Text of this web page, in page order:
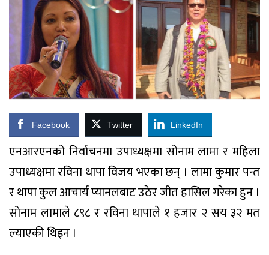
Facebook Twitter LinkedIn
एनआरएनको निर्वाचनमा उपाध्यक्षमा सोनाम लामा र महिला
उपाध्यक्षमा रविना थापा विजय भएका छन् । लामा कुमार पन्त
र थापा कुल आचार्य प्यानलबाट उठेर जीत हासिल गरेका हुन ।
सोनाम लामाले ८९८ र रविना थापाले १ हजार २ सय ३२ मत
ल्याएकी थिइन ।